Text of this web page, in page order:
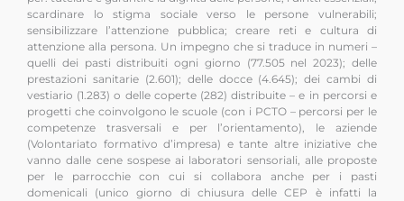
scardinare lo stigma sociale verso le persone vulnerabili;
sensibilizzare l’attenzione pubblica; creare reti e cultura di
attenzione alla persona. Un impegno che si traduce in numeri –
quelli dei pasti distribuiti ogni giorno (77.505 nel 2023); delle
prestazioni sanitarie (2.601); delle docce (4.645); dei cambi di
vestiario (1.283) o delle coperte (282) distribuite – e in percorsi e
progetti che coinvolgono le scuole (con i PCTO – percorsi per le
competenze trasversali e per l’orientamento), le aziende
(Volontariato formativo d’impresa) e tante altre iniziative che
vanno dalle cene sospese ai laboratori sensoriali, alle proposte
per le parrocchie con cui si collabora anche per i pasti
domenicali (unico giorno di chiusura delle CEP è infatti la